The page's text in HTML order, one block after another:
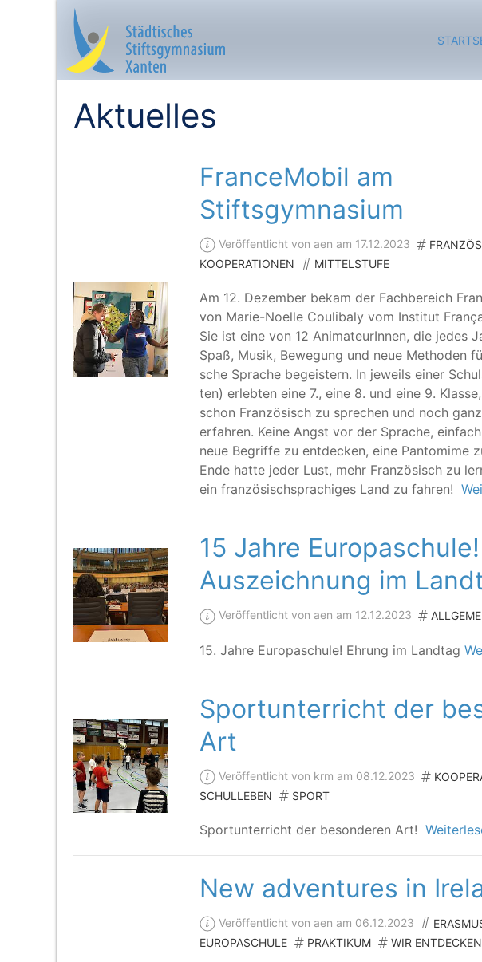
Startseite
Service & Infos
Aktuelles
FranceMobil am
Stiftsgymnasium
Veröffentlicht von aen am 17.12.2023
KOOPERATIONEN
MITTELSTUFE
Am 12. Dezem­ber bekam der Fach­be­reich
von Marie-Noel­le Cou­li­ba­ly vom Insti­tut
Sie ist eine von 12 Ani­ma­teu­rIn­nen, die jedes
Spaß, Musik, Bewe­gung und neue Metho­den
sche Spra­che begeis­tern. In jeweils einer
ten) erleb­ten eine 7., eine 8. und eine 9.
schon Fran­zö­sisch zu spre­chen und noch
erfah­ren. Kei­ne Angst vor der Spra­che,
neue Begrif­fe zu ent­de­cken, eine Pan­to­mi­me
Ende hat­te jeder Lust, mehr Fran­zö­sisch zu
ein fran­zö­sisch­spra­chi­ges Land zu fahren!
15 Jahre Europaschule!
Auszeichnung im
Veröffentlicht von aen am 12.12.2023
15. Jah­re Euro­pa­schu­le! Ehrung im Landtag
Sportunterricht der
Art
Veröffentlicht von krm am 08.12.2023
SCHULLEBEN
SPORT
Sport­un­ter­richt der beson­de­ren Art!
New adventures in
Veröffentlicht von aen am 06.12.2023
EUROPASCHULE
PRAKTIKUM WIR